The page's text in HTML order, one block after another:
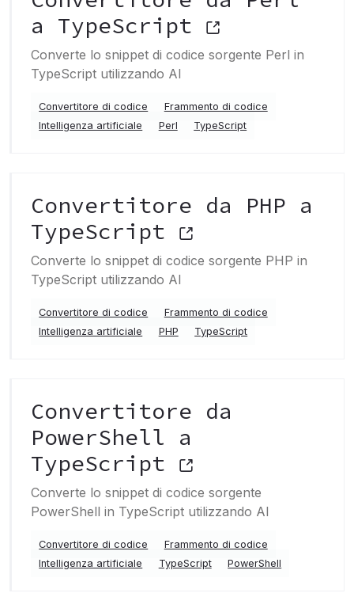
a TypeScript
Converte lo snippet di codice sorgente Perl in
TypeScript utilizzando AI
Convertitore di codice
Frammento di codice
Intelligenza artificiale
Perl TypeScript
Convertitore da PHP a
TypeScript
Converte lo snippet di codice sorgente PHP in
TypeScript utilizzando AI
Convertitore di codice
Frammento di codice
Intelligenza artificiale
PHP TypeScript
Convertitore da
PowerShell a
TypeScript
Converte lo snippet di codice sorgente
PowerShell in TypeScript utilizzando AI
Convertitore di codice
Frammento di codice
Intelligenza artificiale
TypeScript PowerShell